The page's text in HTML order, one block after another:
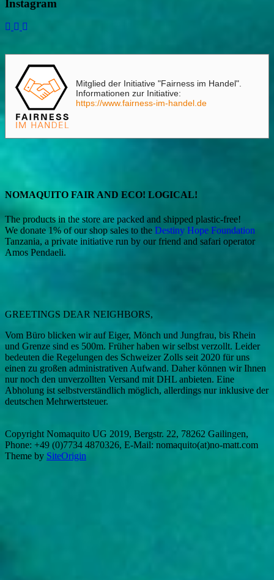
Instagram
Mitglied der Initiative "Fairness im Handel".
Informationen zur Initiative:
https://www.fairness-im-handel.de
NOMAQUITO FAIR AND ECO! LOGICAL!
The products in the store are packed and shipped plastic-free!
We donate 1% of our shop sales to the Destiny Hope Foundation
Tanzania, a private initiative run by our friend and safari operator
Amos Pendaeli.
GREETINGS DEAR NEIGHBORS,
Vom Büro blicken wir auf Eiger, Mönch und Jungfrau, bis Rhein
und Grenze sind es 500m. Früher haben wir selbst verzollt. Leider
bedeuten die Regelungen des Schweizer Zolls seit 2020 für uns
einen zu großen administrativen Aufwand. Daher können wir Ihnen
nur noch den unverzollten Versand mit DHL anbieten. Eine
Abholung ist selbstverständlich möglich, allerdings nur inklusive der
deutschen Mehrwertsteuer.
Copyright Nomaquito UG 2019, Bergstr. 22, 78262 Gailingen,
Phone: +49 (0)7734 4870326, E-Mail: nomaquito(at)no-matt.com
Theme by SiteOrigin